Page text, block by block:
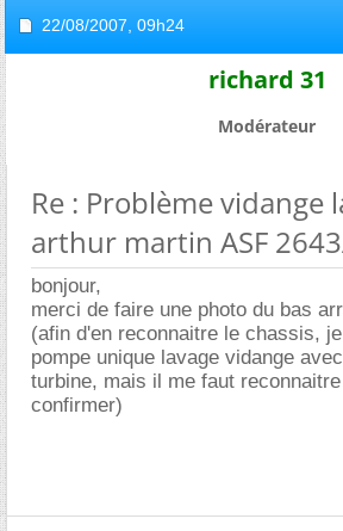
22/08/2007, 09h24
richard 31
Modérateur
Re : Problème vidange
arthur martin ASF
bonjour,
merci de faire une photo du bas
(afin d'en reconnaitre le chassis,
pompe unique lavage vidange
turbine, mais il me faut
confirmer)